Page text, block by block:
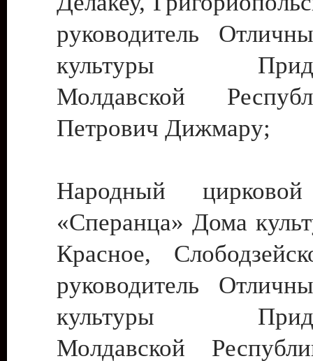
руководитель
культуры
Молдавской
Петрович Дижмару;
Народный цирковой
«Сперанца» Дома
Красное,
руководитель
культуры
Молдавской